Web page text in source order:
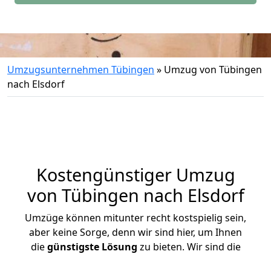
Umzugsunternehmen Tübingen » Umzug von Tübingen
nach Elsdorf
Kostengünstiger Umzug
von Tübingen nach Elsdorf
Umzüge können mitunter recht kostspielig sein,
aber keine Sorge, denn wir sind hier, um Ihnen
diegünstigste Lösung zu bieten. Wir sind die